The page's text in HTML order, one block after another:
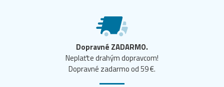
Dopravné ZADARMO.
Neplaťte drahým dopravcom!
Dopravné zadarmo od 59 €.